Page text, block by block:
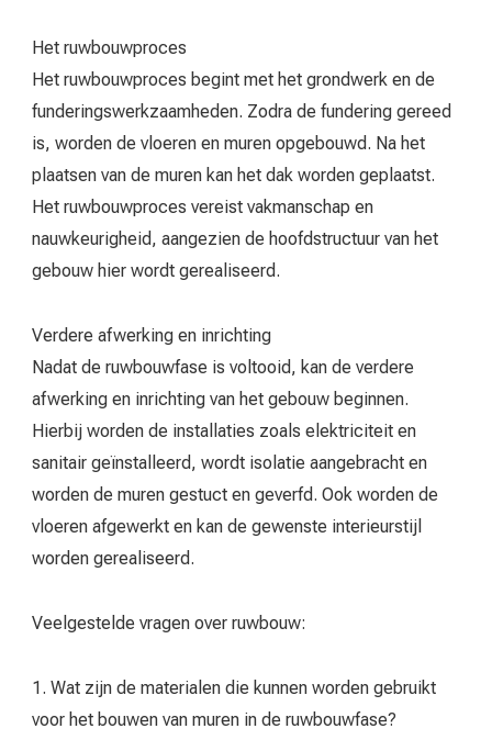
Het ruwbouwproces
Het ruwbouwproces begint met het grondwerk en de
funderingswerkzaamheden. Zodra de fundering gereed
is, worden de vloeren en muren opgebouwd. Na het
plaatsen van de muren kan het dak worden geplaatst.
Het ruwbouwproces vereist vakmanschap en
nauwkeurigheid, aangezien de hoofdstructuur van het
gebouw hier wordt gerealiseerd.
Verdere afwerking en inrichting
Nadat de ruwbouwfase is voltooid, kan de verdere
afwerking en inrichting van het gebouw beginnen.
Hierbij worden de installaties zoals elektriciteit en
sanitair geïnstalleerd, wordt isolatie aangebracht en
worden de muren gestuct en geverfd. Ook worden de
vloeren afgewerkt en kan de gewenste interieurstijl
worden gerealiseerd.
Veelgestelde vragen over ruwbouw:
1. Wat zijn de materialen die kunnen worden gebruikt
voor het bouwen van muren in de ruwbouwfase?